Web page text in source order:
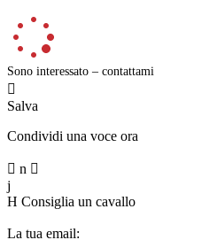
Sono interessato – contattami

Salva
Condividi una voce ora
 n 
j
H Consiglia un cavallo
La tua email: